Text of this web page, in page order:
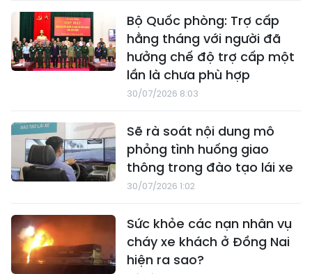
Bộ Quốc phòng: Trợ cấp
hằng tháng với người đã
hưởng chế độ trợ cấp một
lần là chưa phù hợp
30/07/2026 8:03
Sẽ rà soát nội dung mô
phỏng tình huống giao
thông trong đào tạo lái xe
30/07/2026 1:02
Sức khỏe các nạn nhân vụ
cháy xe khách ở Đồng Nai
hiện ra sao?